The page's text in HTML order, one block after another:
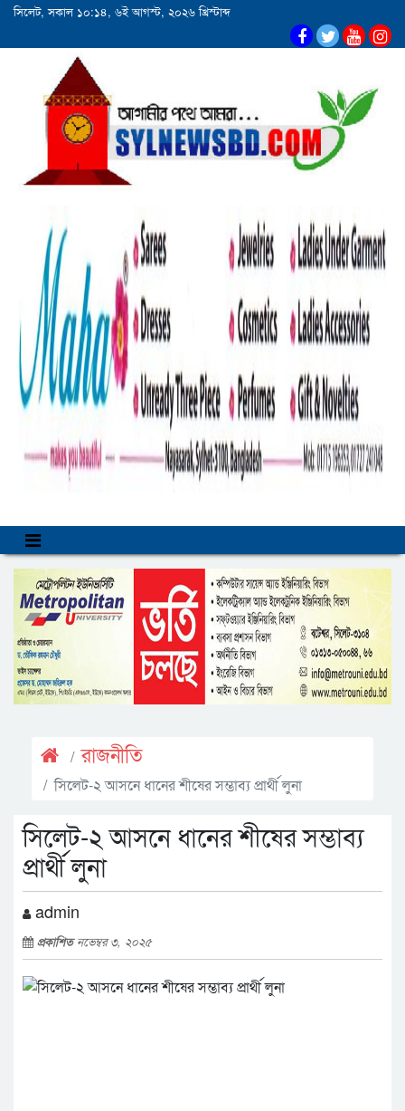
সিলেট, সকাল ১০:১৪, ৬ই আগস্ট, ২০২৬ খ্রিস্টাব্দ
রাজনীতি
সিলেট-২ আসনে ধানের শীষের সম্ভাব্য প্রার্থী লুনা
সিলেট-২ আসনে ধানের শীষের সম্ভাব্য
প্রার্থী লুনা
admin
প্রকাশিতনভেম্বর ৩, ২০২৫